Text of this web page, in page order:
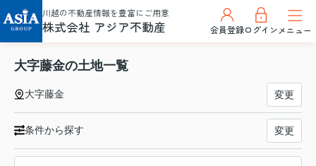
川越の不動産情報を豊富にご用意
株式会社 アジア不動産 会員登録ログインメニュー
大字藤金の土地一覧
大字藤金 変更
条件から探す 変更